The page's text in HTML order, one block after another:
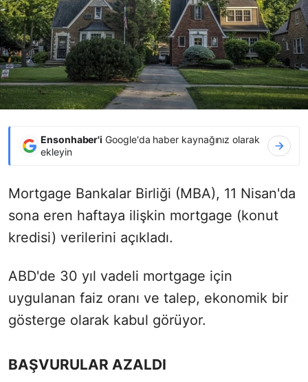
Ensonhaber'i Google'da haber kaynağınız olarak
ekleyin
Mortgage Bankalar Birliği (MBA), 11 Nisan'da
sona eren haftaya ilişkin mortgage (konut
kredisi) verilerini açıkladı.
ABD'de 30 yıl vadeli mortgage için
uygulanan faiz oranı ve talep, ekonomik bir
gösterge olarak kabul görüyor.
BAŞVURULAR AZALDI